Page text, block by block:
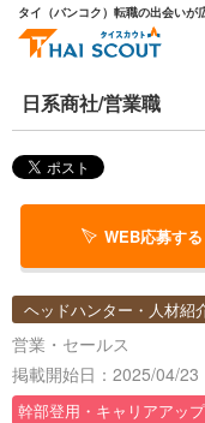
タイ（バンコク）転職の出会いが
日系商社/営業職
WEB応募する
ヘッドハンター・人材紹
営業・セールス
掲載開始日：2025/04/23
幹部登用・キャリアアッ